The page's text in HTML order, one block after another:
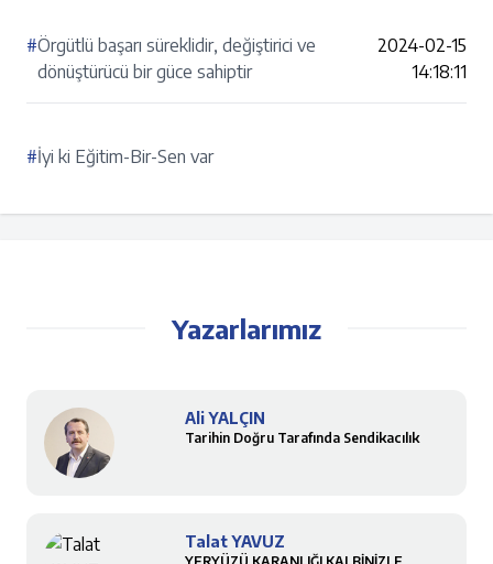
#Örgütlü başarı süreklidir, değiştirici ve
dönüştürücü bir güce sahiptir
2024-02-15
14:18:11
#İyi ki Eğitim-Bir-Sen var
Yazarlarımız
Ali YALÇIN
Tarihin Doğru Tarafında Sendikacılık
Talat YAVUZ